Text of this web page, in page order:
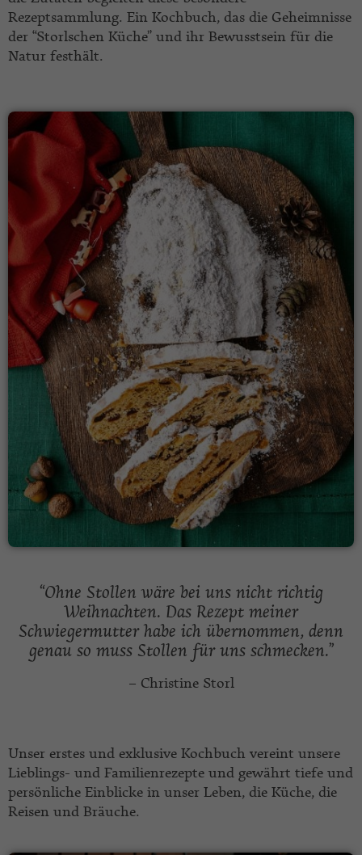
Rezeptsammlung. Ein Kochbuch, das die Geheimnisse
der “Storlschen Küche” und ihr Bewusstsein für die
Natur festhält.
“Ohne Stollen wäre bei uns nicht richtig
Weihnachten. Das Rezept meiner
Schwiegermutter habe ich übernommen, denn
genau so muss Stollen für uns schmecken.”
– Christine Storl
Unser erstes und exklusive Kochbuch vereint unsere
Lieblings- und Familienrezepte und gewährt tiefe und
persönliche Einblicke in unser Leben, die Küche, die
Reisen und Bräuche.